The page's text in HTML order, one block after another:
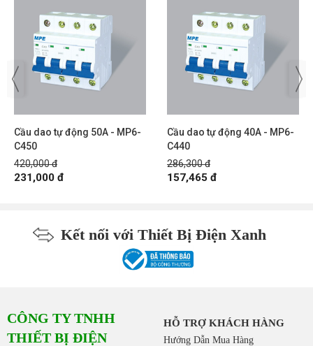
Cầu dao tự động 50A - MP6-
C450
420,000 đ
231,000 đ
Cầu dao tự động 40A - MP6-
C440
286,300 đ
157,465 đ
Kết nối với Thiết Bị Điện Xanh
CÔNG TY TNHH
THIẾT BỊ ĐIỆN
HỖ TRỢ KHÁCH HÀNG
Hướng Dẫn Mua Hàng